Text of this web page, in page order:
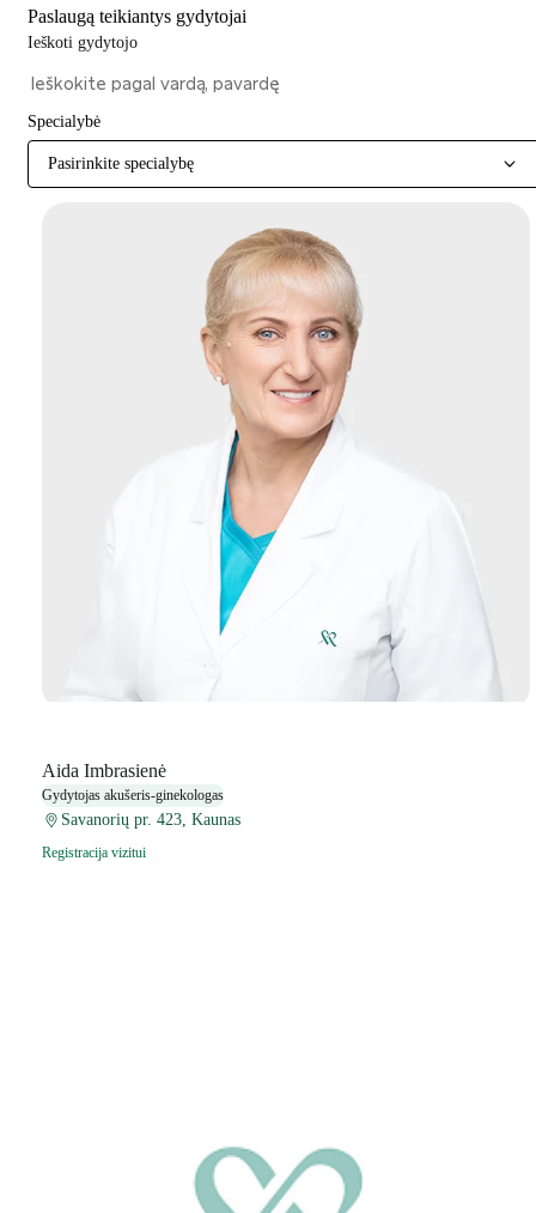
Paslaugą teikiantys gydytojai
Ieškoti gydytojo
Specialybė
Pasirinkite specialybę
Aida Imbrasienė
Gydytojas akušeris-ginekologas
Savanorių pr. 423, Kaunas
Registracija vizitui